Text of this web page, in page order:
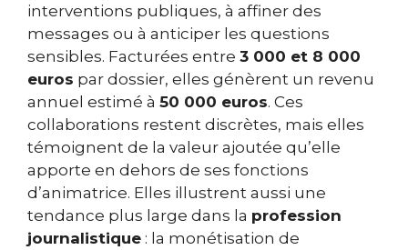
interventions publiques, à affiner des
messages ou à anticiper les questions
sensibles. Facturées entre 3 000 et 8 000
euros par dossier, elles génèrent un revenu
annuel estimé à 50 000 euros. Ces
collaborations restent discrètes, mais elles
témoignent de la valeur ajoutée qu’elle
apporte en dehors de ses fonctions
d’animatrice. Elles illustrent aussi une
tendance plus large dans la profession
journalistique : la monétisation de